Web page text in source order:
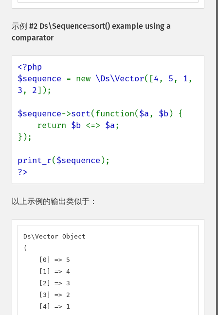
示例 #2 Ds\Sequence::sort() example using a
comparator
<?php
$sequence = new \Ds\Vector([4, 5, 1
3, 2]);
$sequence->sort(function($a, $b) {
    return
$b <=> $a;
});
print_r($sequence
?>
以上示例的输出类似于：
Ds\Vector Object
(
    [0] => 5
    [1] => 4
    [2] => 3
    [3] => 2
    [4] => 1